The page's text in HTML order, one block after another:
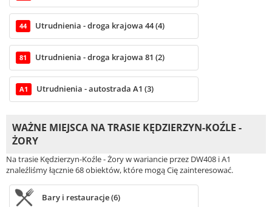
44 Utrudnienia - droga krajowa 44 (4)
81 Utrudnienia - droga krajowa 81 (2)
A1 Utrudnienia - autostrada A1 (3)
WAŻNE MIEJSCA NA TRASIE KĘDZIERZYN-KOŹLE -
ŻORY
Na trasie Kędzierzyn-Koźle - Żory w wariancie przez DW408 i A1
znaleźliśmy łącznie 68 obiektów, które mogą Cię zainteresować.
Bary i restauracje (6)